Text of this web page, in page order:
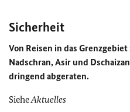
Sicherheit
Von Reisen in das
Nadschran, Asir und
dringend abgeraten.
SieheAktuelles